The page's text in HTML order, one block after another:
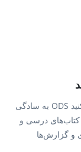
به سادگی ODS مورد نظر خود را برای چت کردن آپلود کنید. Chatize
کتاب‌های درسی و